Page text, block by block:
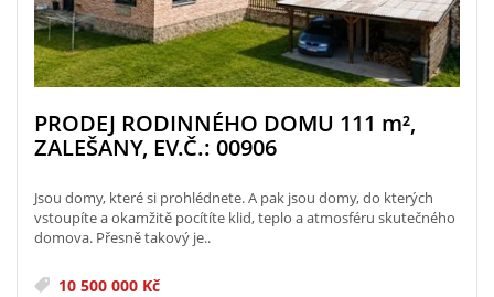
PRODEJ RODINNÉHO DOMU 111 m²,
ZALEŠANY, EV.Č.: 00906
Jsou domy, které si prohlédnete. A pak jsou domy, do kterých
vstoupíte a okamžitě pocítíte klid, teplo a atmosféru skutečného
domova. Přesně takový je..
10 500 000 Kč